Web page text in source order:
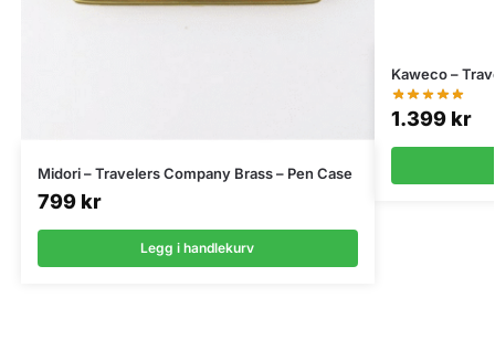
Midori – Travelers Company Brass – Pen Case
799 kr
Legg i handlekurv
Kaweco –
1.399 kr